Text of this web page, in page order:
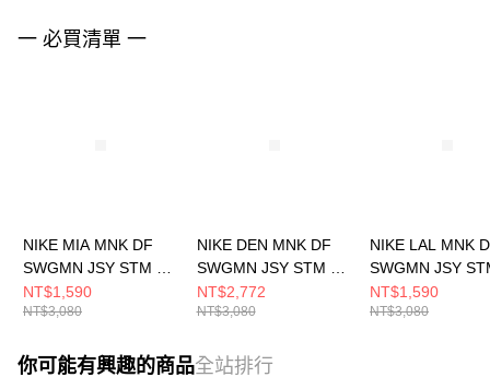
一 必買清單 一
NIKE MIA MNK DF
SWGMN JSY STM 22
男 籃球背心
DO9532608
NT$1,590
NT$3,080
NIKE DEN MNK DF
SWGMN JSY STM 22
男 籃球背心
DO9524496
NT$2,772
NT$3,080
NIKE LAL MNK
SWGMN JSY
男 籃球背心
DO9530508
NT$1,590
NT$3,080
你可能有興趣的商品全站排行